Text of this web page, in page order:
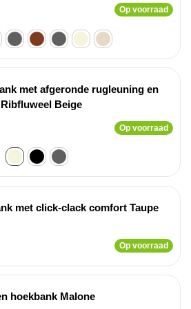
Op voorraad
met afgeronde rugleuning en
Beige
Op voorraad
met click-clack comfort Taupe
Op voorraad
hoekbank Malone